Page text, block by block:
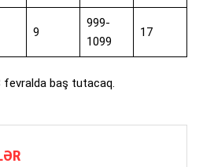
9
999-
1099
17
fevralda baş tutacaq.